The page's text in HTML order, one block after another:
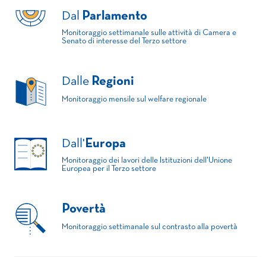
Dal Parlamento
Monitoraggio settimanale sulle attività di Camera e
Senato di interesse del Terzo settore
Dalle Regioni
Monitoraggio mensile sul welfare regionale
Dall' Europa
Monitoraggio dei lavori delle Istituzioni dell'Unione
Europea per il Terzo settore
Povertà
Monitoraggio settimanale sul contrasto alla povertà